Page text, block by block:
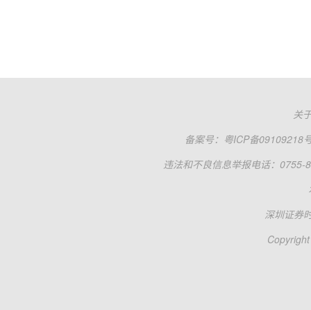
关
备案号： 粤ICP备09109218
违法和不良信息举报电话：0755-
深圳证券